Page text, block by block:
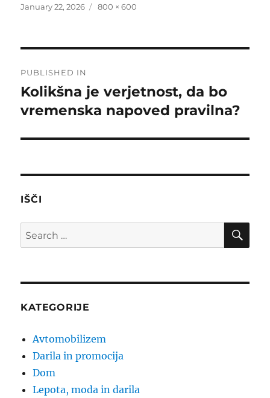
Posted
January 22, 2026
Full
800 × 600
navigation
PUBLISHED IN
Kolikšna je verjetnost, da bo
vremenska napoved pravilna?
IŠČI
Search
for:
KATEGORIJE
Avtomobilizem
Darila in promocija
Dom
Lepota, moda in darila